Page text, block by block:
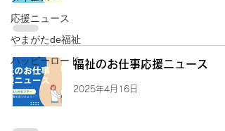
応援ニュース
やまがたde福祉
ハッピーロード福祉のお仕事応援ニュース
2025年4月16日